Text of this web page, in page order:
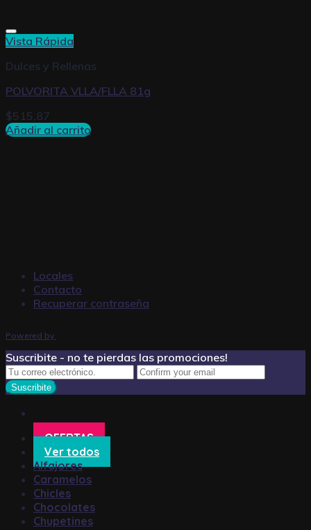
Vista Rápida
Dulces y Rellenas
POLVORITA VLLA/FLLA 81g
$515,87
Añadir al carrito
Locales
Contacto
Recuperar contraseña
Powered by
Suscribite - no te pierdas las promociones!
OFERTAS
Ver todos
Alfajores
Caramelos
Chicles
Chocolates
Chupetines